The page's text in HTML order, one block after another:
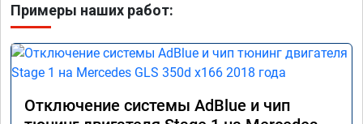
Примеры наших работ:
Отключение системы AdBlue и чип